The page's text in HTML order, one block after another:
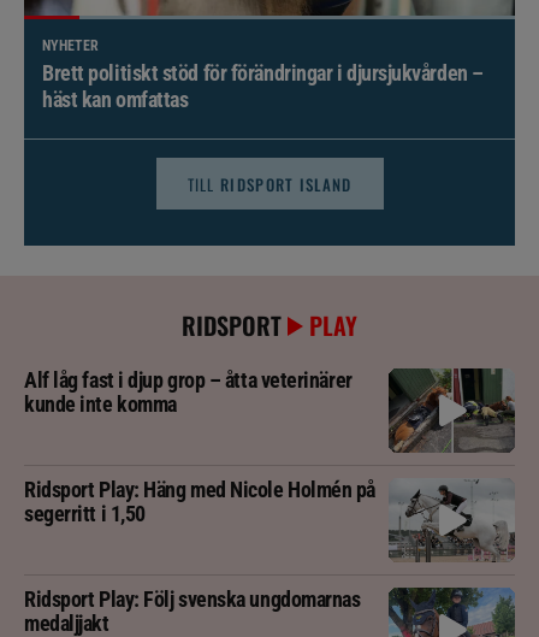
NYHETER
Brett politiskt stöd för förändringar i djursjukvården –
häst kan omfattas
TILL RIDSPORT ISLAND
RIDSPORT PLAY
Alf låg fast i djup grop – åtta veterinärer
kunde inte komma
Ridsport Play: Häng med Nicole Holmén på
segerritt i 1,50
Ridsport Play: Följ svenska ungdomarnas
medaljjakt